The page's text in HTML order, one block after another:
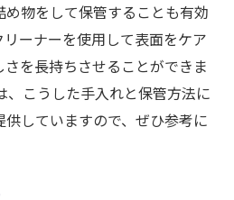
物をして保管することも有効
ーナーを使用して表面をケア
を長持ちさせることができま
、こうした手入れと保管方法に
していますので、ぜひ参考に